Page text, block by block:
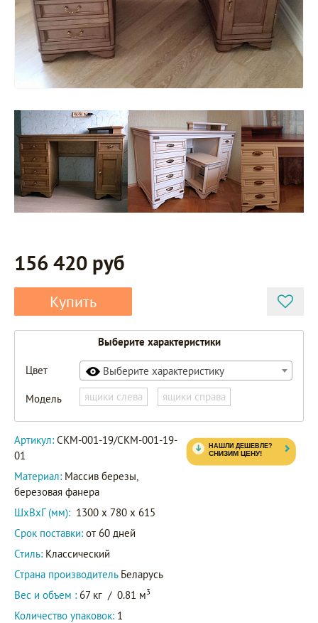
156 420 руб
Купить
Выберите характеристики
Цвет Выберите характеристику
Модель ящики слева
ящики справа
СКМ-001-
19
СКМ-001-
19-01
Артикул: СКМ-001-19/СКМ-001-19-
01
Материал: Массив березы,
березовая фанера
ШxВxГ (мм): 1300 x 780 x 615
Срок поставки: от 60 дней
Стиль: Классический
Страна производитель Беларусь
Вес и объем : 67 кг / 0.81 м3
Количество упаковок: 1